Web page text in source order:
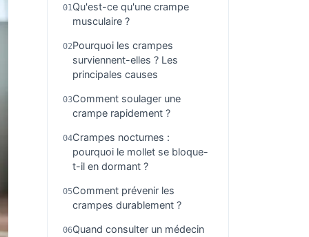
Qu'est-ce qu'une crampe
musculaire ?
Pourquoi les crampes
surviennent-elles ? Les
principales causes
Comment soulager une
crampe rapidement ?
Crampes nocturnes :
pourquoi le mollet se bloque-
t-il en dormant ?
Comment prévenir les
crampes durablement ?
Quand consulter un médecin